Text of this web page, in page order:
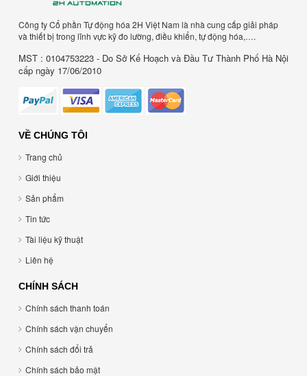
Công ty Cổ phần Tự động hóa 2H Việt Nam là nhà cung cấp giải pháp
và thiết bị trong lĩnh vực kỹ đo lường, điều khiển, tự động hóa,….
MST : 0104753223 - Do Sở Kế Hoạch và Đầu Tư Thành Phố Hà Nội
cấp ngày 17/06/2010
VỀ CHÚNG TÔI
Trang chủ
Giới thiệu
Sản phẩm
Tin tức
Tài liệu kỹ thuật
Liên hệ
CHÍNH SÁCH
Chính sách thanh toán
Chính sách vận chuyển
Chính sách đổi trả
Chính sách bảo mật